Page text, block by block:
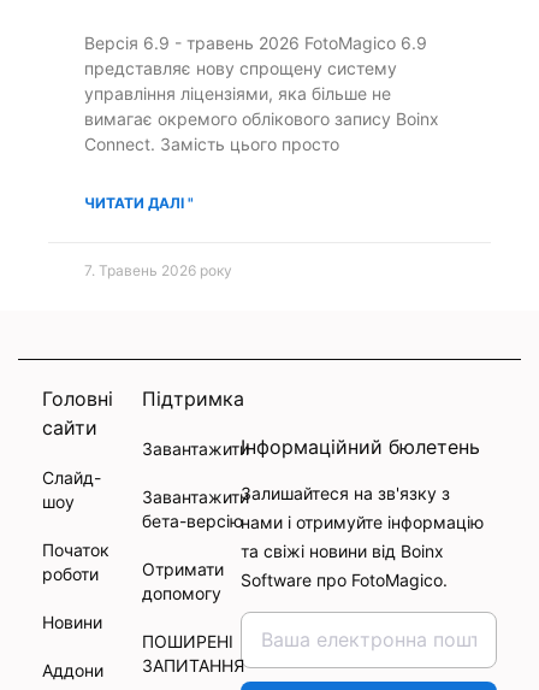
Версія 6.9 - травень 2026 FotoMagico 6.9
представляє нову спрощену систему
управління ліцензіями, яка більше не
вимагає окремого облікового запису Boinx
Connect. Замість цього просто
ЧИТАТИ ДАЛІ "
7. Травень 2026 року
Головні
сайти
Слайд-
шоу
Початок
роботи
Новини
Аддони
Підтримка
Завантажити
Завантажити
бета-версію
Отримати
допомогу
ПОШИРЕНІ
ЗАПИТАННЯ
Інформаційний бюлетень
Залишайтеся на зв'язку з
нами і отримуйте інформацію
та свіжі новини від Boinx
Software про FotoMagico.